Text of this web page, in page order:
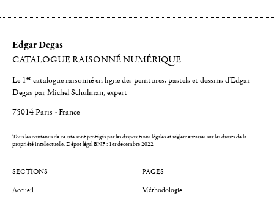
Edgar Degas
CATALOGUE RAISONNÉ NUMÉRIQUE
Le 1er catalogue raisonné en ligne des peintures, pastels et dessins d'Edgar
Degas par Michel Schulman, expert
75014 Paris - France
Tous les contenus de ce site sont protégés par les dispositions légales et réglementaires sur les droits de la
propriété intellectuelle.Dépot légal BNF : 1er décembre 2022
SECTIONS
Accueil
PAGES
Méthodologie